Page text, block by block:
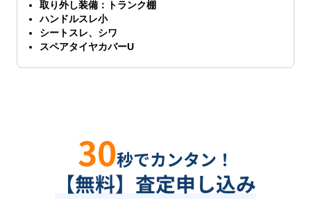
取り外し装備：トランク棚
ハンドルスレ小
シートスレ、シワ
スペアタイヤカバーU
30秒でカンタン！
【無料】査定申し込み